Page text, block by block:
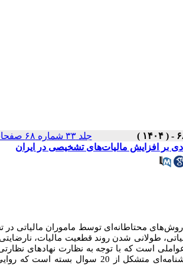
جلد ۳۳ شماره ۶۸ صفحات ۶۶-۳۹
بر افزایش مالیات‌های تشخیصی در ایران
محتاطانه‌ای توسط ماموران مالیاتی در
طولانی شدن روند قطعیت مالیات،
است که با توجه به نظارت نهادهای
محتوای آن با نظر اس